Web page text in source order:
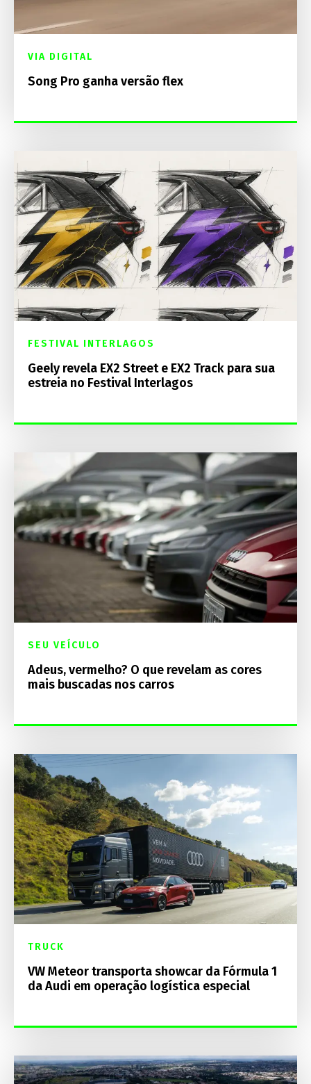
VIA DIGITAL
Song Pro ganha versão flex
FESTIVAL INTERLAGOS
Geely revela EX2 Street e EX2 Track para sua
estreia no Festival Interlagos
SEU VEÍCULO
Adeus, vermelho? O que revelam as cores
mais buscadas nos carros
TRUCK
VW Meteor transporta showcar da Fórmula 1
da Audi em operação logística especial